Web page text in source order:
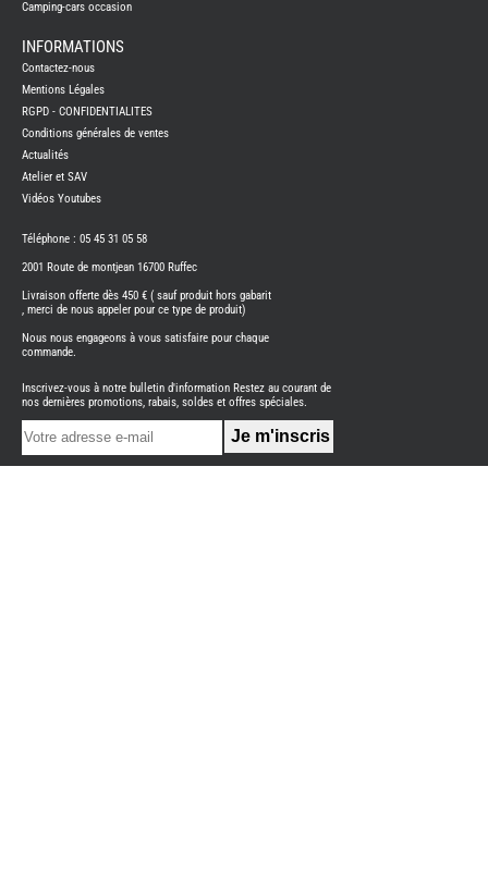
CAMPING-
CAMPING-
BENIMAR
CAMPING-
CARADO
CAMPING-
ITINEO
CAMPING-
OCCASION
CARADO
NEUFS
FOURGON
BENIMAR
FOURGON
Camping-cars occasion
INFORMATIONS
Contactez-nous
Mentions Légales
RGPD - CONFIDENTIALITES
Conditions générales de ventes
Actualités
Atelier et SAV
Vidéos Youtubes
Téléphone : 05 45 31 05 58
2001 Route de montjean 16700 Ruffec
Livraison offerte dès 450 € ( sauf produit hors gabarit
, merci de nous appeler pour ce type de produit)
Nous nous engageons à vous satisfaire pour chaque
commande.
Inscrivez-vous à notre bulletin d'information Restez au courant de
nos dernières promotions, rabais, soldes et offres spéciales.